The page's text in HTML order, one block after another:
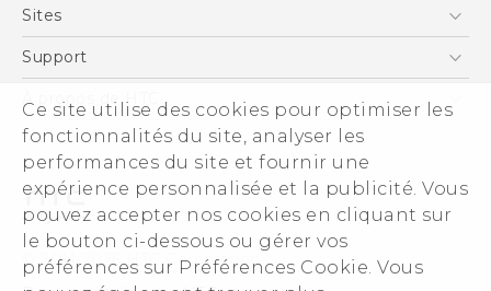
Ce site utilise des cookies pour optimiser les
fonctionnalités du site, analyser les
performances du site et fournir une
expérience personnalisée et la publicité. Vous
pouvez accepter nos cookies en cliquant sur
le bouton ci-dessous ou gérer vos
préférences sur Préférences Cookie. Vous
English - User manual
5G
EXODUS
VIVE
VIVEPORT
Sites
HTC Dev
Support
Statut de la commande
Aide à la commande
Politique de garantie
À propos de HTC
ESG
Investisseurs (Anglais)
Sécurité du produit
Politique de confidentialité
Carrières
© 2011-2026 HTC Corporation